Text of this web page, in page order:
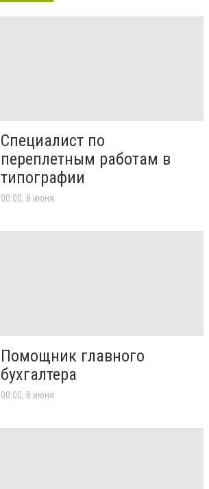
Специалист по
переплетным работам в
типографии
00:00, 8 июня
Помощник главного
бухгалтера
00:00, 8 июня